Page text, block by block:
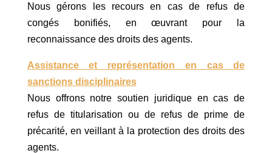
Nous gérons les recours en cas de refus de
congés bonifiés, en œuvrant pour la
reconnaissance des droits des agents.
Assistance et représentation en cas de
sanctions disciplinaires
Nous offrons notre soutien juridique en cas de
refus de titularisation ou de refus de prime de
précarité, en veillant à la protection des droits des
agents.